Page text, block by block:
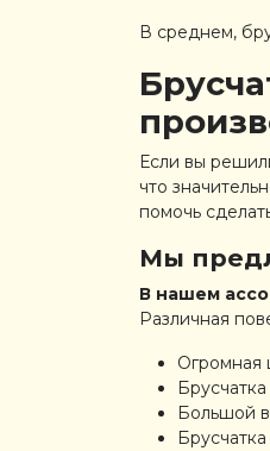
В среднем,
Если вы
что
помочь
Мы
В нашем
Различная
Огромная
Большой